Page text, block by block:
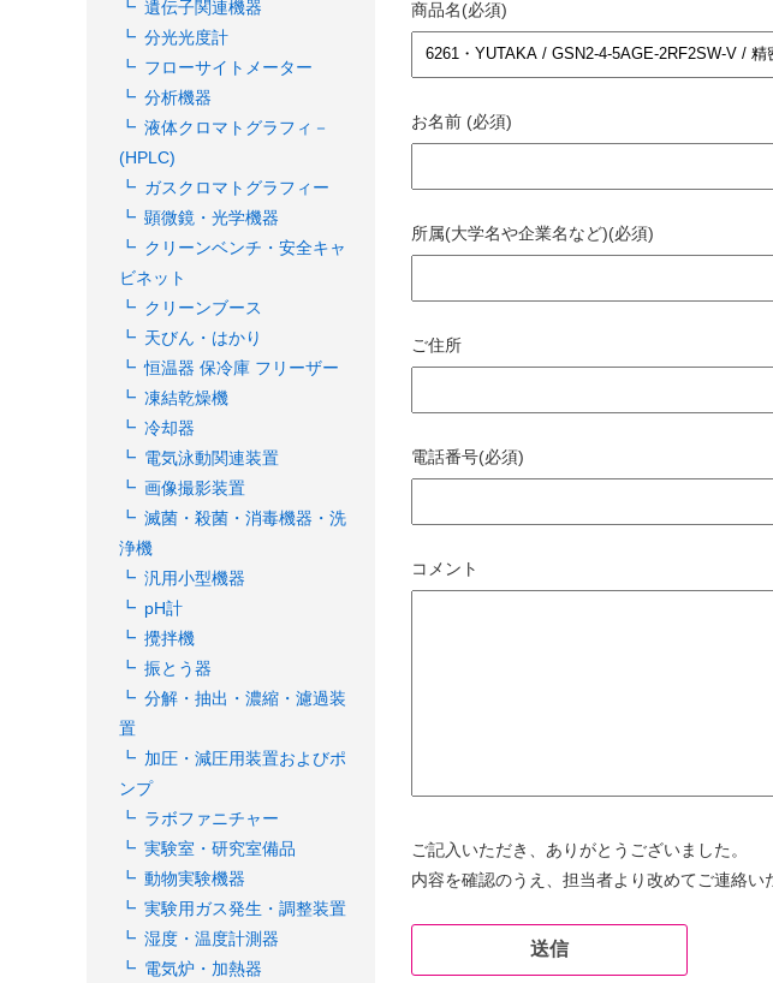
遺伝子関連機器
分光光度計
フローサイトメーター
分析機器
液体クロマトグラフィ－
(HPLC)
ガスクロマトグラフィー
顕微鏡・光学機器
クリーンベンチ・安全キャ
ビネット
クリーンブース
天びん・はかり
恒温器 保冷庫 フリーザー
凍結乾燥機
冷却器
電気泳動関連装置
画像撮影装置
滅菌・殺菌・消毒機器・洗
浄機
汎用小型機器
pH計
攪拌機
振とう器
分解・抽出・濃縮・濾過装
置
加圧・減圧用装置およびポ
ンプ
ラボファニチャー
実験室・研究室備品
動物実験機器
実験用ガス発生・調整装置
湿度・温度計測器
電気炉・加熱器
商品名(必須)
お名前 (必須)
所属(大学名や企業名など)(必須)
ご住所
電話番号(必須)
コメント
ご記入いただき、ありがとうございました。
内容を確認のうえ、担当者より改めてご連絡い